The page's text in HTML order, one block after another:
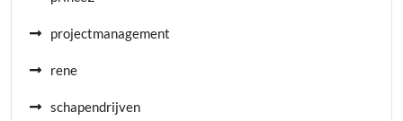
projectmanagement
rene
schapendrijven